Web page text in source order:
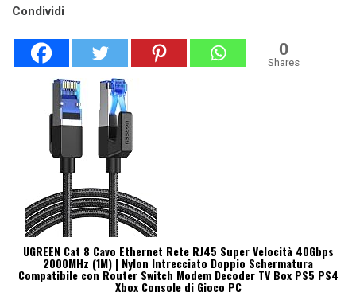
Condividi
0
Shares
UGREEN Cat 8 Cavo Ethernet Rete RJ45 Super Velocità 40Gbps
2000MHz (1M) | Nylon Intrecciato Doppio Schermatura
Compatibile con Router Switch Modem Decoder TV Box PS5 PS4
Xbox Console di Gioco PC